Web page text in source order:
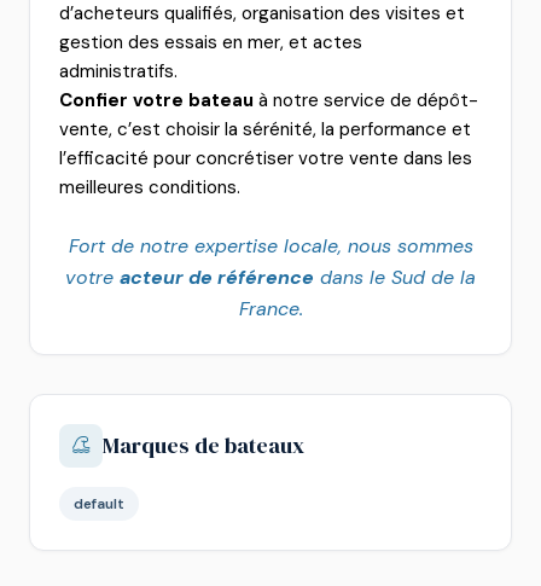
d’acheteurs qualifiés, organisation des visites et
gestion des essais en mer, et actes
administratifs.
Confier votre bateau à notre service de dépôt-
vente, c’est choisir la sérénité, la performance et
l’efficacité pour concrétiser votre vente dans les
meilleures conditions.
Fort de notre expertise locale, nous sommes
votre acteur de référence dans le Sud de la
France.
Marques de bateaux
default